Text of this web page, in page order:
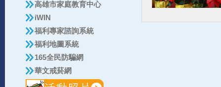
高雄市家庭教育中心
iWIN
福利專家諮詢系統
福利地圖系統
165全民防騙網
華文戒菸網